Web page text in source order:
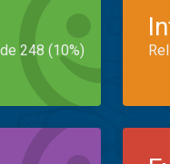
248 (10%)